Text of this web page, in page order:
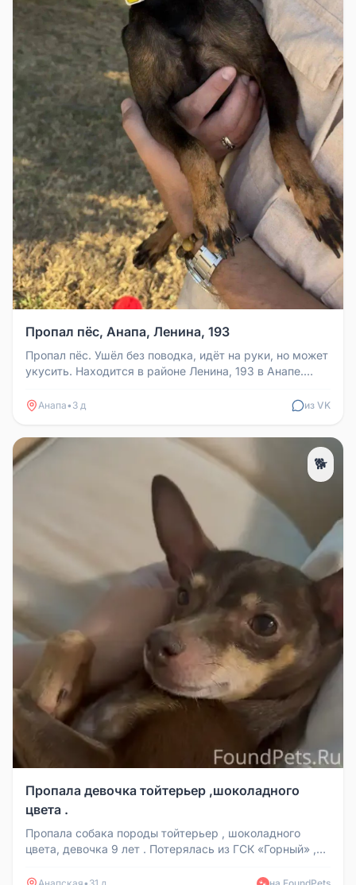
Пропал пёс, Анапа, Ленина, 193
Пропал пёс. Ушёл без поводка, идёт на руки, но может
укусить. Находится в районе Ленина, 193 в Анапе.
Анапа• 3 д из VK
🐕
Пропала девочка тойтерьер ,шоколадного
цвета .
Пропала собака породы тойтерьер , шоколадного
цвета, девочка 9 лет . Потерялась из ГСК «Горный» ,